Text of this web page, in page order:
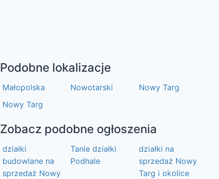
Podobne lokalizacje
Małopolska Nowotarski
Nowy Targ
Nowy Targ
Zobacz podobne ogłoszenia
działki
budowlane na
sprzedaż Nowy
Tanie działki
Podhale
działki na
sprzedaż Nowy
Targ i okolice